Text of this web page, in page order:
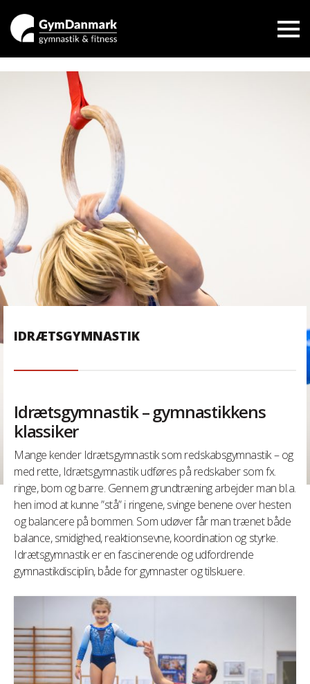
IDRÆTSGYMNASTIK
Idrætsgymnastik – gymnastikkens
klassiker
Mange kender Idrætsgymnastik som redskabsgymnastik – og
med rette, Idrætsgymnastik udføres på redskaber som fx.
ringe, bom og barre. Gennem grundtræning arbejder man bl.a.
hen imod at kunne ”stå” i ringene, svinge benene over hesten
og balancere på bommen. Som udøver får man trænet både
balance, smidighed, reaktionsevne, koordination og styrke.
Idrætsgymnastik er en fascinerende og udfordrende
gymnastikdisciplin, både for gymnaster og tilskuere.